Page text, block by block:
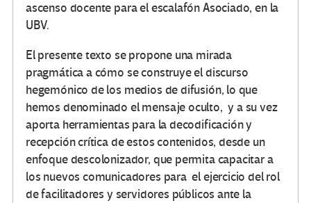
ascenso docente para el escalafón Asociado, en la
UBV.
El presente texto se propone una mirada
pragmática a cómo se construye el discurso
hegemónico de los medios de difusión, lo que
hemos denominado el mensaje oculto, y a su vez
aporta herramientas para la decodificación y
recepción crítica de estos contenidos, desde un
enfoque descolonizador, que permita capacitar a
los nuevos comunicadores para el ejercicio del rol
de facilitadores y servidores públicos ante la